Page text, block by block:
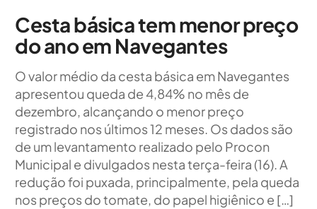
Cesta básica tem menor preço
do ano em Navegantes
O valor médio da cesta básica em Navegantes
apresentou queda de 4,84% no mês de
dezembro, alcançando o menor preço
registrado nos últimos 12 meses. Os dados são
de um levantamento realizado pelo Procon
Municipal e divulgados nesta terça-feira (16). A
redução foi puxada, principalmente, pela queda
nos preços do tomate, do papel higiênico e […]